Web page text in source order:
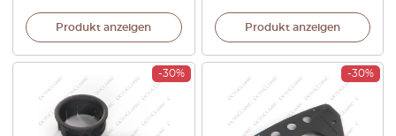
Produkt anzeigen Produkt anzeigen
-30% -30%